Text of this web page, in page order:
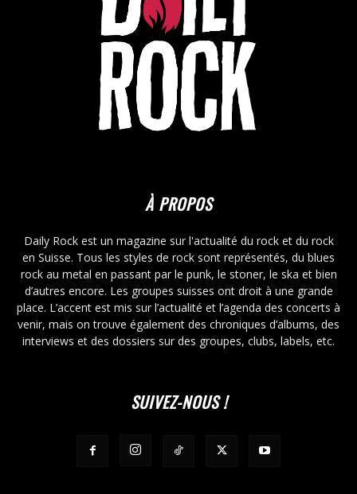
À PROPOS
Daily Rock est un magazine sur l'actualité du rock et du rock
en Suisse. Tous les styles de rock sont représentés, du blues
rock au metal en passant par le punk, le stoner, le ska et bien
d’autres encore. Les groupes suisses ont droit à une grande
place. L’accent est mis sur l’actualité et l’agenda des concerts à
venir, mais on trouve également des chroniques d’albums, des
interviews et des dossiers sur des groupes, clubs, labels, etc.
SUIVEZ-NOUS !